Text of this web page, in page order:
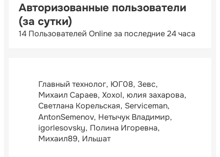
Авторизованные пользователи
(за сутки)
14 Пользователей Online за последние 24 часа
Главный технолог ЮГ08 Зевс
Михаил Сараев Xoxol юлия захарова
Светлана Корельская Serviceman
AntonSemenov Нетычук Владимир
igorlesovsky Полина Игоревна
Михаил89 Ильшат